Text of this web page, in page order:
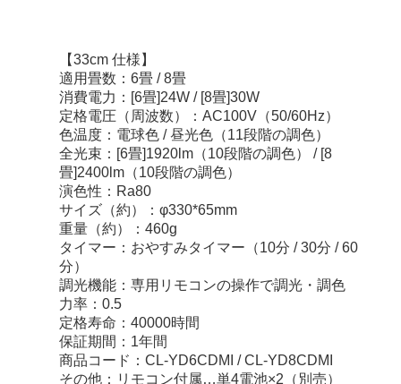
【33cm 仕様】
適用畳数：6畳 / 8畳
消費電力：[6畳]24W / [8畳]30W
定格電圧（周波数）：AC100V（50/60Hz）
色温度：電球色 / 昼光色（11段階の調色）
全光束：[6畳]1920lm（10段階の調色） / [8
畳]2400lm（10段階の調色）
演色性：Ra80
サイズ（約）：φ330*65mm
重量（約）：460g
タイマー：おやすみタイマー（10分 / 30分 / 60
分）
調光機能：専用リモコンの操作で調光・調色
力率：0.5
定格寿命：40000時間
保証期間：1年間
商品コード：CL-YD6CDMI / CL-YD8CDMI
その他：リモコン付属…単4電池×2（別売）